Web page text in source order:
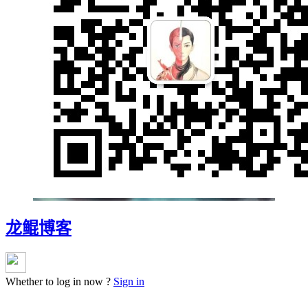
龙鲲博客
Whether to log in now ? Sign in